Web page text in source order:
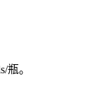
。